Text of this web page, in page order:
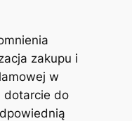
zakupu i
w
dotarcie do